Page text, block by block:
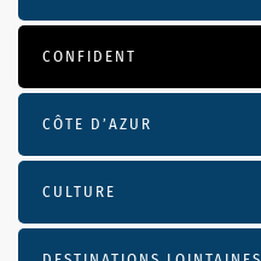
CONFIDENT
CÔTE D’AZUR
CULTURE